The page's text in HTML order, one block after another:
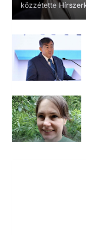
közzétette